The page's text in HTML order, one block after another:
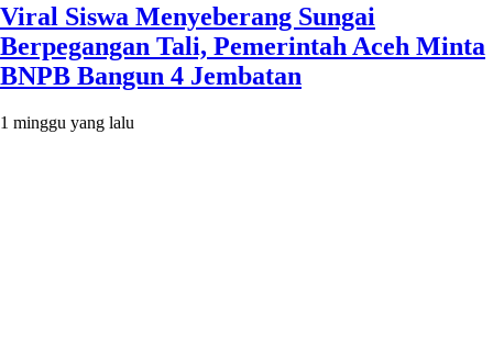
Viral Siswa Menyeberang Sungai
Berpegangan Tali, Pemerintah Aceh Minta
BNPB Bangun 4 Jembatan
1 minggu yang lalu